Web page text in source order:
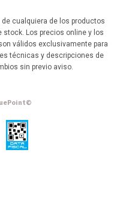
cualquiera de los productos
Los precios online y los
válidos exclusivamente para
técnicas y descripciones de
sin previo aviso.